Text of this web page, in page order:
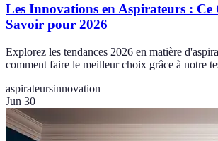
Les Innovations en Aspirateurs :
Savoir pour 2026
Explorez les tendances 2026 en matière
comment faire le meilleur choix grâce à notre
aspirateursinnovation
Jun 30